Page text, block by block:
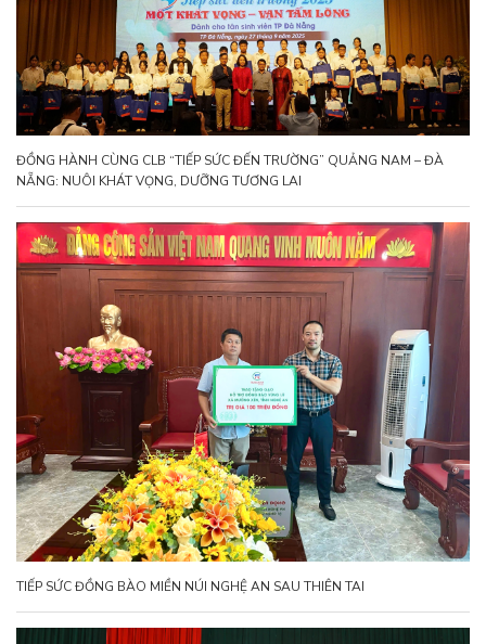
ĐỒNG HÀNH CÙNG CLB “TIẾP SỨC ĐẾN TRƯỜNG” QUẢNG NAM – ĐÀ
NẴNG: NUÔI KHÁT VỌNG, DƯỠNG TƯƠNG LAI
TIẾP SỨC ĐỒNG BÀO MIỀN NÚI NGHỆ AN SAU THIÊN TAI